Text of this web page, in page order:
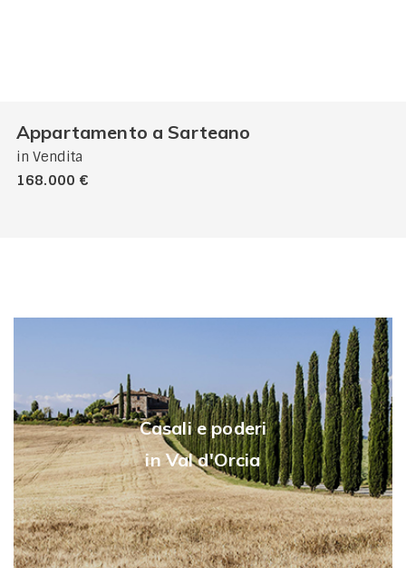
Appartamento a Sarteano
in Vendita
168.000 €
Casali e poderi
in Val d'Orcia